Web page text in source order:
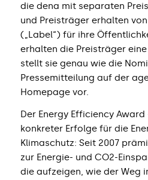
die dena mit separaten
und Preisträger erhalten
(„Label“) für ihre
erhalten die Preisträger
stellt sie genau wie die
Pressemitteilung auf der
Homepage vor.
Der Energy Efficiency
konkreter Erfolge für die
Klimaschutz: Seit 2007
zur Energie- und CO2-
die aufzeigen, wie der Weg